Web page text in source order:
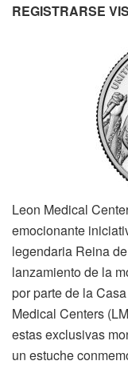
REGISTRARSE
Leon Medical
emocionante
legendaria Reina
lanzamiento de la
por parte de la
Medical Centers
estas exclusivas
un estuche